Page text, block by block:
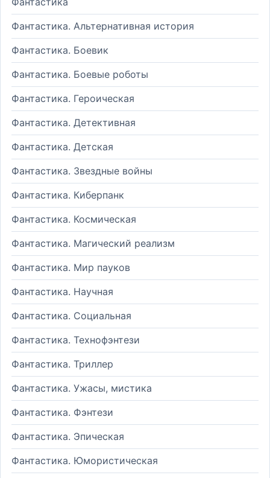
Фантастика. Альтернативная история
Фантастика. Боевик
Фантастика. Боевые роботы
Фантастика. Героическая
Фантастика. Детективная
Фантастика. Детская
Фантастика. Звездные войны
Фантастика. Киберпанк
Фантастика. Космическая
Фантастика. Магический реализм
Фантастика. Мир пауков
Фантастика. Научная
Фантастика. Социальная
Фантастика. Технофэнтези
Фантастика. Триллер
Фантастика. Ужасы, мистика
Фантастика. Фэнтези
Фантастика. Эпическая
Фантастика. Юмористическая